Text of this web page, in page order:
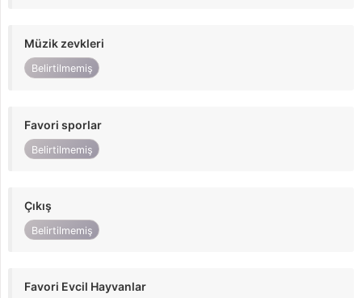
Müzik zevkleri
Belirtilmemiş
Favori sporlar
Belirtilmemiş
Çıkış
Belirtilmemiş
Favori Evcil Hayvanlar